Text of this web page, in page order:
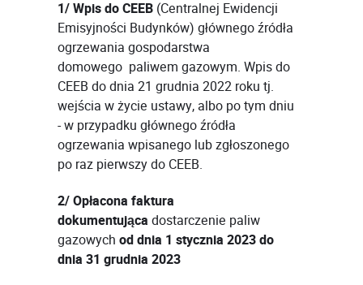
1/ Wpis do CEEB(Centralnej Ewidencji
Emisyjności Budynków) głównego źródła
ogrzewania gospodarstwa
domowego paliwem gazowym. Wpis do
CEEB do dnia 21 grudnia 2022 roku tj.
wejścia w życie ustawy, albo po tym dniu
- w przypadku głównego źródła
ogrzewania wpisanego lub zgłoszonego
po raz pierwszy do CEEB.
2/ Opłacona faktura
dokumentująca dostarczenie paliw
gazowych od dnia 1 stycznia 2023 do
dnia 31 grudnia 2023